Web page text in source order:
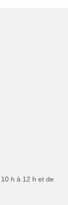
h à 12 h et de